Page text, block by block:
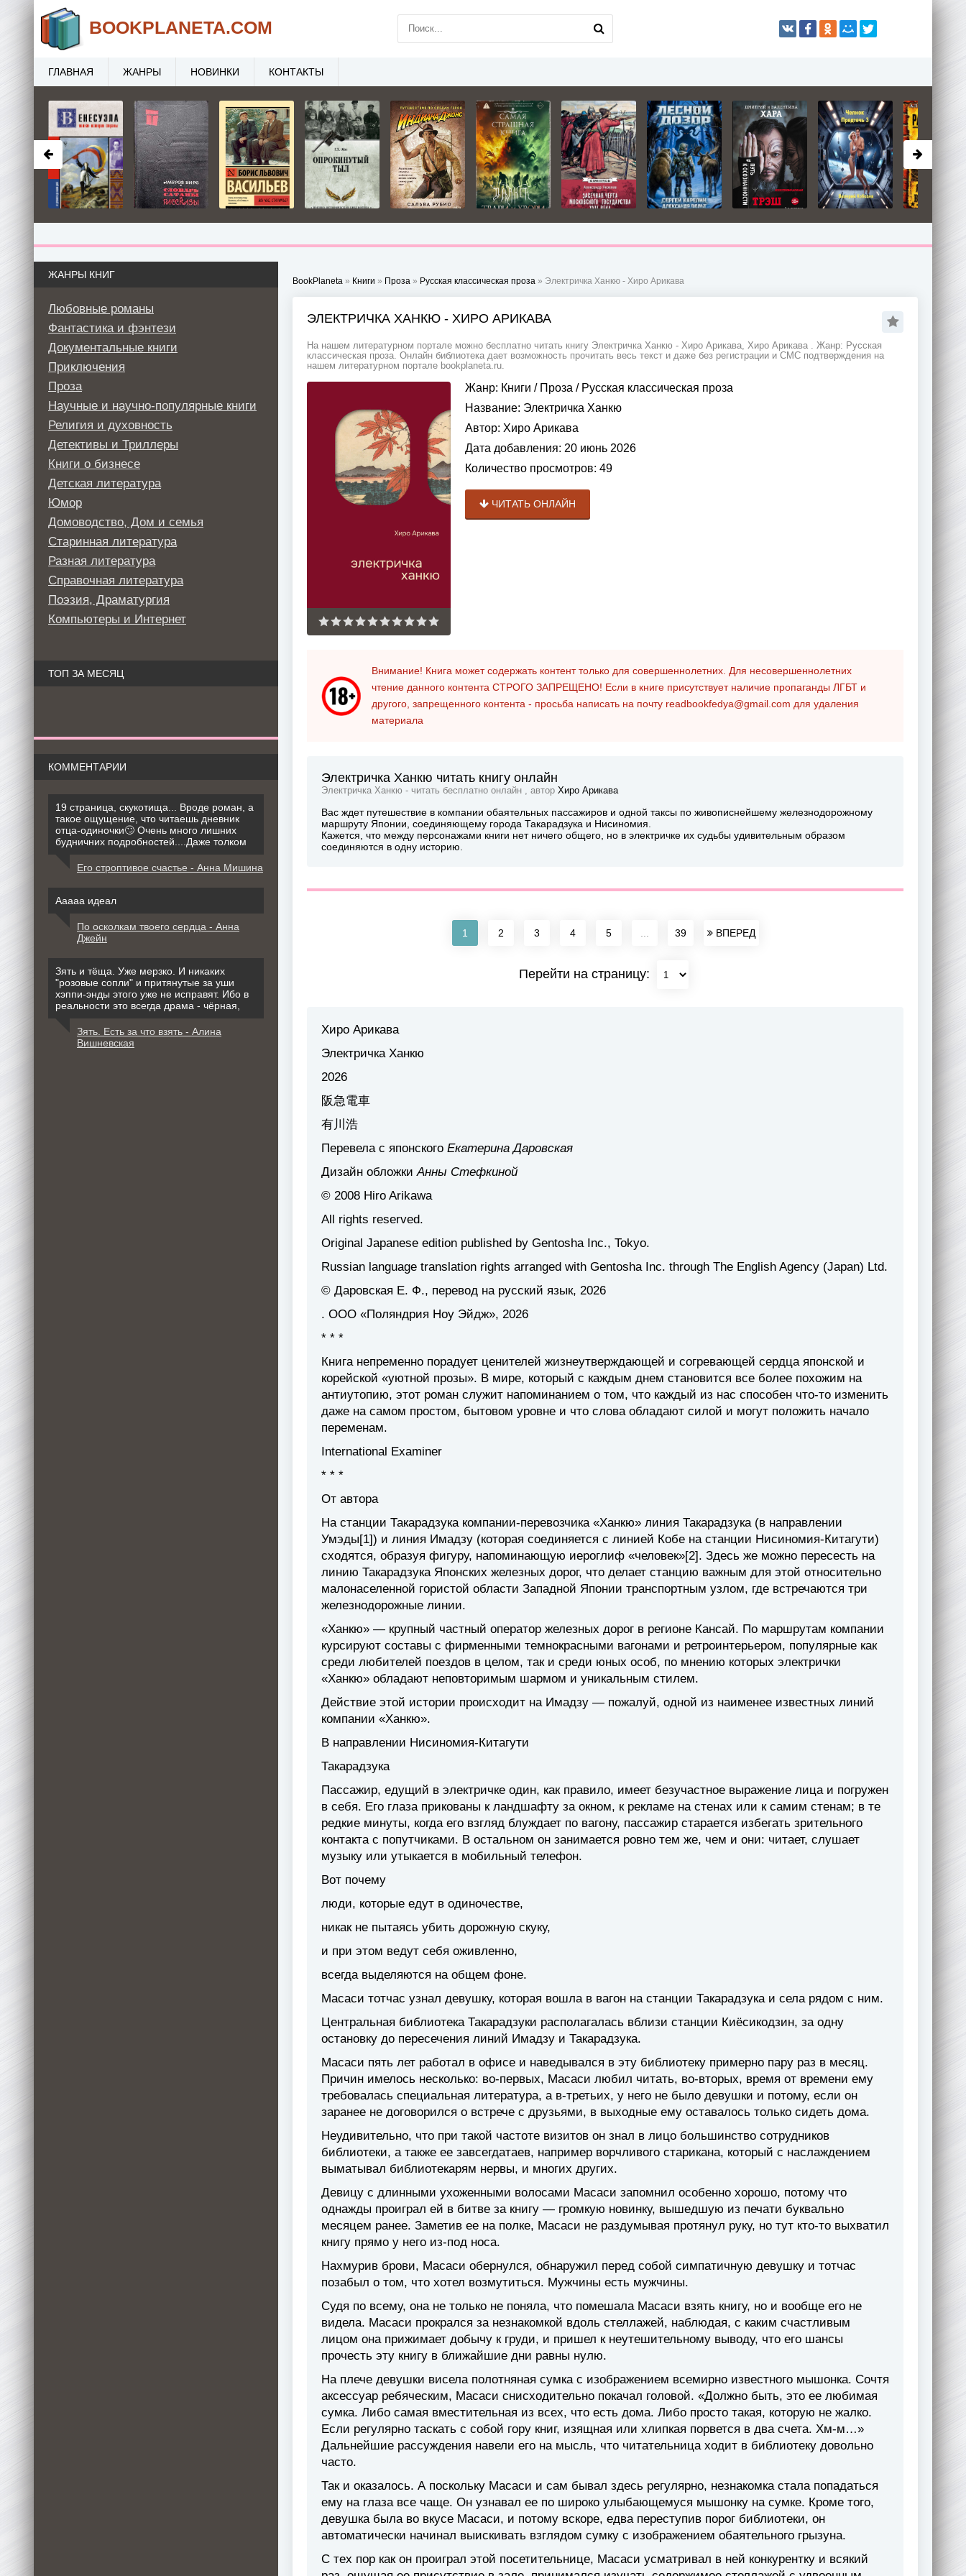
BookPlaneta » Книги » Проза » Русская классическая проза » Электричка Ханкю - Хиро Арикава
ЭЛЕКТРИЧКА ХАНКЮ - ХИРО АРИКАВА
На нашем литературном портале можно бесплатно читать книгу Электричка Ханкю - Хиро Арикава, Хиро Арикава . Жанр: Русская
классическая проза. Онлайн библиотека дает возможность прочитать весь текст и даже без регистрации и СМС подтверждения на
нашем литературном портале bookplaneta.ru.
Жанр: Книги / Проза / Русская классическая проза
Название: Электричка Ханкю
Автор: Хиро Арикава
Дата добавления: 20 июнь 2026
Количество просмотров: 49
ЧИТАТЬ ОНЛАЙН
Внимание! Книга может содержать контент только для совершеннолетних. Для несовершеннолетних
чтение данного контента СТРОГО ЗАПРЕЩЕНО! Если в книге присутствует наличие пропаганды ЛГБТ и
другого, запрещенного контента - просьба написать на почту readbookfedya@gmail.com для удаления
материала
Электричка Ханкю читать книгу онлайн
Электричка Ханкю - читать бесплатно онлайн , автор Хиро Арикава
Вас ждет путешествие в компании обаятельных пассажиров и одной таксы по живописнейшему железнодорожному
маршруту Японии, соединяющему города Такарадзука и Нисиномия.
Кажется, что между персонажами книги нет ничего общего, но в электричке их судьбы удивительным образом
соединяются в одну историю.
1 2 3 4 5 39 ВПЕРЕД
Перейти на страницу:
Хиро Арикава
Электричка Ханкю
2026
阪急電車
有川浩
Перевела с японского Екатерина Даровская
Дизайн обложкиАнны Стефкиной
© 2008 Hiro Arikawa
All rights reserved.
Original Japanese edition published by Gentosha Inc., Tokyo.
Russian language translation rights arranged with Gentosha Inc. through The English Agency (Japan) Ltd.
© Даровская E. Ф., перевод на русский язык, 2026
. ООО «Поляндрия Ноу Эйдж», 2026
* * *
Книга непременно порадует ценителей жизнеутверждающей и согревающей сердца японской и
корейской «уютной прозы». В мире, который с каждым днем становится все более похожим на
антиутопию, этот роман служит напоминанием о том, что каждый из нас способен что-то изменить
даже на самом простом, бытовом уровне и что слова обладают силой и могут положить начало
переменам.
International Examiner
* * *
От автора
На станции Такарадзука компании-перевозчика «Ханкю» линия Такарадзука (в направлении
Умэды[1]) и линия Имадзу (которая соединяется с линией Кобе на станции Нисиномия-Китагути)
сходятся, образуя фигуру, напоминающую иероглиф «человек»[2]. Здесь же можно пересесть на
линию Такарадзука Японских железных дорог, что делает станцию важным для этой относительно
малонаселенной гористой области Западной Японии транспортным узлом, где встречаются три
железнодорожные линии.
«Ханкю» — крупный частный оператор железных дорог в регионе Кансай. По маршрутам компании
курсируют составы с фирменными темнокрасными вагонами и ретроинтерьером, популярные как
среди любителей поездов в целом, так и среди юных особ, по мнению которых электрички
«Ханкю» обладают неповторимым шармом и уникальным стилем.
Действие этой истории происходит на Имадзу — пожалуй, одной из наименее известных линий
компании «Ханкю».
В направлении Нисиномия-Китагути
Такарадзука
Пассажир, едущий в электричке один, как правило, имеет безучастное выражение лица и погружен
в себя. Его глаза прикованы к ландшафту за окном, к рекламе на стенах или к самим стенам; в те
редкие минуты, когда его взгляд блуждает по вагону, пассажир старается избегать зрительного
контакта с попутчиками. В остальном он занимается ровно тем же, чем и они: читает, слушает
музыку или утыкается в мобильный телефон.
Вот почему
люди, которые едут в одиночестве,
никак не пытаясь убить дорожную скуку,
и при этом ведут себя оживленно,
всегда выделяются на общем фоне.
Масаси тотчас узнал девушку, которая вошла в вагон на станции Такарадзука и села рядом с ним.
Центральная библиотека Такарадзуки располагалась вблизи станции Киёсикодзин, за одну
остановку до пересечения линий Имадзу и Такарадзука.
Масаси пять лет работал в офисе и наведывался в эту библиотеку примерно пару раз в месяц.
Причин имелось несколько: во-первых, Масаси любил читать, во-вторых, время от времени ему
требовалась специальная литература, а в-третьих, у него не было девушки и потому, если он
заранее не договорился о встрече с друзьями, в выходные ему оставалось только сидеть дома.
Неудивительно, что при такой частоте визитов он знал в лицо большинство сотрудников
библиотеки, а также ее завсегдатаев, например ворчливого старикана, который с наслаждением
выматывал библиотекарям нервы, и многих других.
Девицу с длинными ухоженными волосами Масаси запомнил особенно хорошо, потому что
однажды проиграл ей в битве за книгу — громкую новинку, вышедшую из печати буквально
месяцем ранее. Заметив ее на полке, Масаси не раздумывая протянул руку, но тут кто-то выхватил
книгу прямо у него из-под носа.
Нахмурив брови, Масаси обернулся, обнаружил перед собой симпатичную девушку и тотчас
позабыл о том, что хотел возмутиться. Мужчины есть мужчины.
Судя по всему, она не только не поняла, что помешала Масаси взять книгу, но и вообще его не
видела. Масаси прокрался за незнакомкой вдоль стеллажей, наблюдая, с каким счастливым
лицом она прижимает добычу к груди, и пришел к неутешительному выводу, что его шансы
прочесть эту книгу в ближайшие дни равны нулю.
На плече девушки висела полотняная сумка с изображением всемирно известного мышонка. Сочтя
аксессуар ребяческим, Масаси снисходительно покачал головой. «Должно быть, это ее любимая
сумка. Либо самая вместительная из всех, что есть дома. Либо просто такая, которую не жалко.
Если регулярно таскать с собой гору книг, изящная или хлипкая порвется в два счета. Хм-м…»
Дальнейшие рассуждения навели его на мысль, что читательница ходит в библиотеку довольно
часто.
Так и оказалось. А поскольку Масаси и сам бывал здесь регулярно, незнакомка стала попадаться
ему на глаза все чаще. Он узнавал ее по широко улыбающемуся мышонку на сумке. Кроме того,
девушка была во вкусе Масаси, и потому вскоре, едва переступив порог библиотеки, он
автоматически начинал выискивать взглядом сумку с изображением обаятельного грызуна.
С тех пор как он проиграл этой посетительнице, Масаси усматривал в ней конкурентку и всякий
ЖАНРЫ КНИГ
Любовные романы
Фантастика и фэнтези
Документальные книги
Приключения
Проза
Научные и научно-популярные книги
Религия и духовность
Детективы и Триллеры
Книги о бизнесе
Детская литература
Юмор
Домоводство, Дом и семья
Старинная литература
Разная литература
Справочная литература
Поэзия, Драматургия
Компьютеры и Интернет
ТОП ЗА МЕСЯЦ
КОММЕНТАРИИ
19 страница, скукотища... Вроде роман, а
такое ощущение, что читаешь дневник
отца-одиночки🙄 Очень много лишних
будничних подробностей....Даже толком
Его строптивое счастье - Анна Мишина
Ааааа идеал
По осколкам твоего сердца - Анна
Джейн
Зять и тёща. Уже мерзко. И никаких
"розовые сопли" и притянутые за уши
хэппи-энды этого уже не исправят. Ибо в
реальности это всегда драма - чёрная,
Зять. Есть за что взять - Алина
Вишневская
BOOKPLANETA.COM
ГЛАВНАЯ ЖАНРЫ НОВИНКИ КОНТАКТЫ